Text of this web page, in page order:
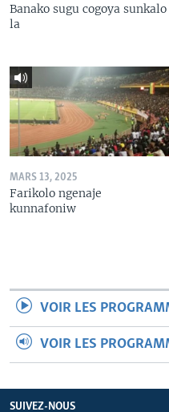
Banako sugu cogoya sunkalo
la
MARS 13, 2025
Farikolo ngenaje
kunnafoniw
VOIR LES
VOIR LES
SUIVEZ-NOUS